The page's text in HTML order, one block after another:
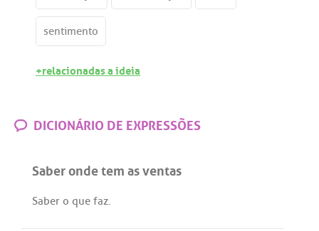
sentimento
+relacionadas a ideia
DICIONÁRIO DE EXPRESSÕES
Saber onde tem as ventas
Saber o que faz.